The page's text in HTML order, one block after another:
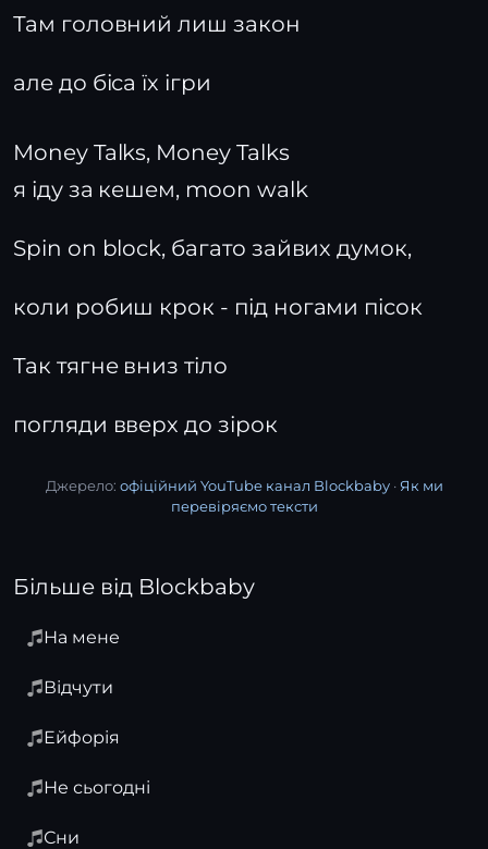
Там головний лиш закон
але до біса їх ігри
Money Talks, Money Talks
я іду за кешем, moon walk
Spin on block, багато зайвих думок,
коли робиш крок - під ногами пісок
Так тягне вниз тіло
погляди вверх до зірок
Джерело: офіційний YouTube канал Blockbaby· Як ми
перевіряємо тексти
Більше від Blockbaby
На мене
Відчути
Ейфорія
Не сьогодні
Сни